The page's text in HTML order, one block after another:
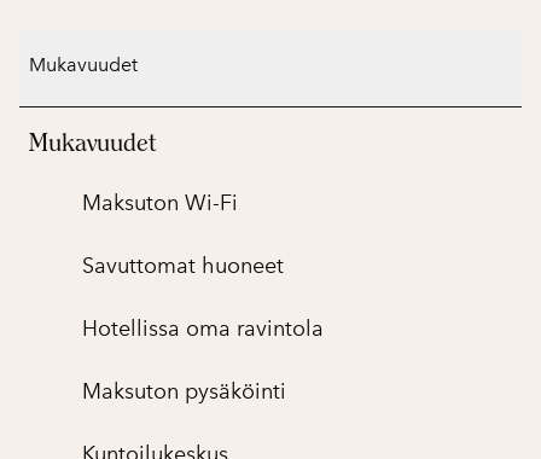
Mukavuudet
Mukavuudet
Maksuton Wi-Fi
Savuttomat huoneet
Hotellissa oma ravintola
Maksuton pysäköinti